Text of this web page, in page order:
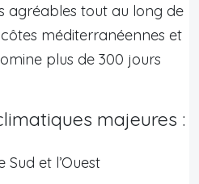
agréables tout au long de
côtes méditerranéennes et
plus de 300 jours
majeures :
Sud et l’Ouest